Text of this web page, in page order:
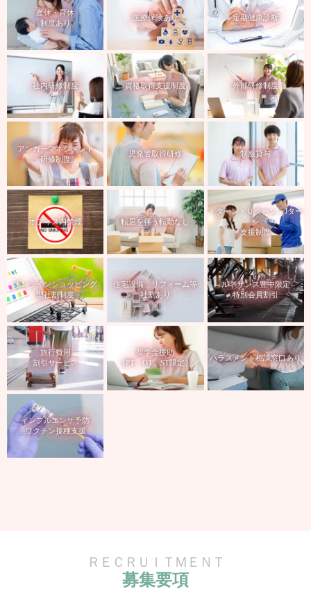
産休・育休
制度あり
医療保険あり 定期健康診断
社内研修制度 資格取得支援制度 外部研修制度
アンガーマネジメント
研修制度
児発管取得研修 制服貸与
オフィス内禁煙 転居を伴う転勤なし
Ｉターン・Ｕターン・Jター
ン
支援制度
オンラインショッピング
型社割制度
住宅設備、リフォーム等
社割あり
ルネサンス豊中限定
特別会員割引
旅行費用
割引サービス
奨学金援助
（PT、OT、ST限定）
ハラスメント相談窓口あり
インフルエンザ予防
ワクチン接種支援
ＲＥＣＲＵＩＴＭＥＮＴ
募集要項